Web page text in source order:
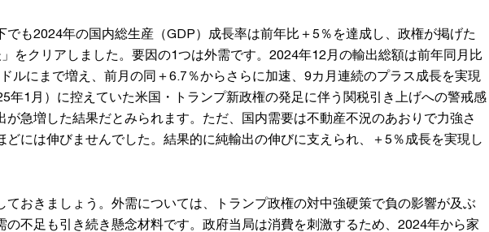
でも2024年の国内総生産（GDP）成長率は前年比＋5％を達成し、政権が掲げた
をクリアしました。要因の1つは外需です。2024年12月の輸出総額は前年同月比
ルにまで増え、前月の同＋6.7％からさらに加速、9カ月連続のプラス成長を実現
年1月）に控えていた米国・トランプ新政権の発足に伴う関税引き上げへの警戒感
が急増した結果だとみられます。ただ、国内需要は不動産不況のあおりで力強さ
どには伸びませんでした。結果的に純輸出の伸びに支えられ、＋5％成長を実現し
ておきましょう。外需については、トランプ政権の対中強硬策で負の影響が及ぶ
の不足も引き続き懸念材料です。政府当局は消費を刺激するため、2024年から家